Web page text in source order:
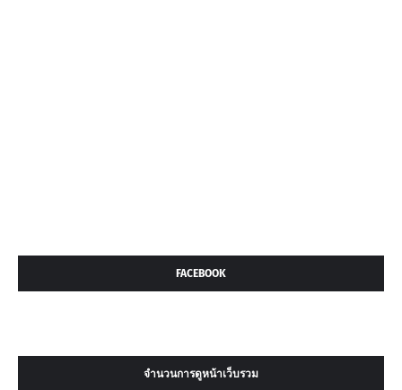
FACEBOOK
จำนวนการดูหน้าเว็บรวม